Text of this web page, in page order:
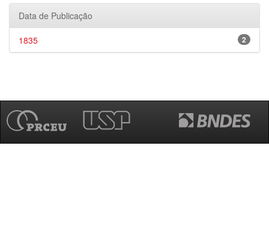
Data de Publicação
2
1835